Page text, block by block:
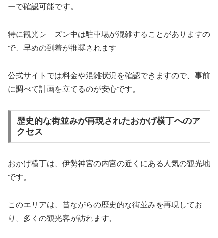
ーで確認可能です。
特に観光シーズン中は駐車場が混雑することがありますの
で、早めの到着が推奨されます
公式サイトでは料金や混雑状況を確認できますので、事前
に調べて計画を立てるのが安心です。
歴史的な街並みが再現されたおかげ横丁へのア
クセス
おかげ横丁は、伊勢神宮の内宮の近くにある人気の観光地
です。
このエリアは、昔ながらの歴史的な街並みを再現してお
り、多くの観光客が訪れます。